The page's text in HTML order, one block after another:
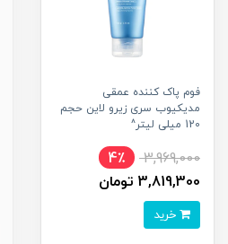
فوم پاک کننده عمقی
مدیکیوب سری زیرو لاین حجم
120 میلی لیتر^
3,969,000
4٪
3,819,300 تومان